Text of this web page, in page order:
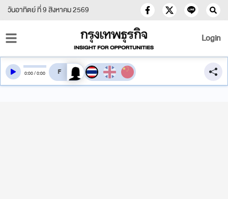
วันอาทิตย์ ที่ 9 สิงหาคม 2569
Login
0:00/0:00 สลับเสียงอ่าน